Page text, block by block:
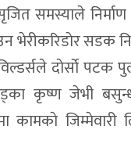
समस्याले निर्माण
भेरीकरिडाेर सडक
दाेर्साे पटक
कृष्ण जेभी
कामकाे जिम्मेवारी